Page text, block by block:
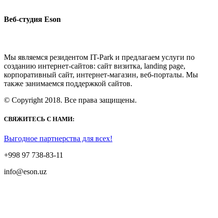
Веб-студия Eson
Мы являемся резидентом IT-Park и предлагаем услуги по
созданию интернет-сайтов: сайт визитка, landing page,
корпоративный сайт, интернет-магазин, веб-порталы. Мы
также занимаемся поддержкой сайтов.
© Copyright 2018. Все права защищены.
СВЯЖИТЕСЬ С НАМИ:
Выгодное партнерства для всех!
+998 97 738-83-11
info@eson.uz